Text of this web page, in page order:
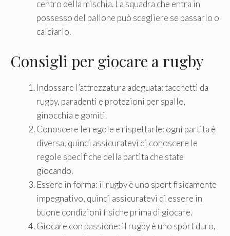
centro della mischia. La squadra che entra in
possesso del pallone può scegliere se passarlo o
calciarlo.
Consigli per giocare a rugby
Indossare l’attrezzatura adeguata: tacchetti da
rugby, paradenti e protezioni per spalle,
ginocchia e gomiti.
Conoscere le regole e rispettarle: ogni partita è
diversa, quindi assicuratevi di conoscere le
regole specifiche della partita che state
giocando.
Essere in forma: il rugby è uno sport fisicamente
impegnativo, quindi assicuratevi di essere in
buone condizioni fisiche prima di giocare.
Giocare con passione: il rugby è uno sport duro,